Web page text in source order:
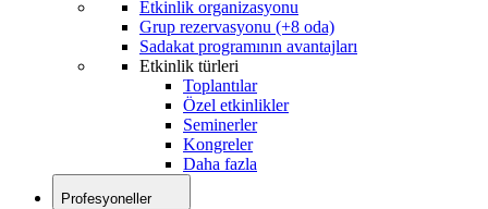
Etkinlik organizasyonu
Grup rezervasyonu (+8 oda)
Sadakat programının avantajları
Etkinlik türleri
Toplantılar
Özel etkinlikler
Seminerler
Kongreler
Daha fazla
Profesyoneller